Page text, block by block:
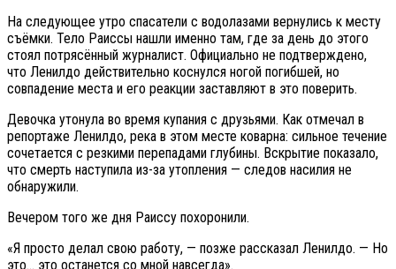
На следующее утро спасатели с водолазами вернулись к месту
съёмки. Тело Раиссы нашли именно там, где за день до этого
стоял потрясённый журналист. Официально не подтверждено,
что Ленилдо действительно коснулся ногой погибшей, но
совпадение места и его реакции заставляют в это поверить.
Девочка утонула во время купания с друзьями. Как отмечал в
репортаже Ленилдо, река в этом месте коварна: сильное течение
сочетается с резкими перепадами глубины. Вскрытие показало,
что смерть наступила из-за утопления — следов насилия не
обнаружили.
Вечером того же дня Раиссу похоронили.
«Я просто делал свою работу, — позже рассказал Ленилдо. — Но
это… это останется со мной навсегда».